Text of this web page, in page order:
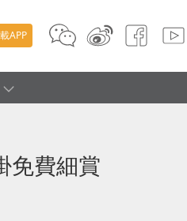
APP
免費細賞